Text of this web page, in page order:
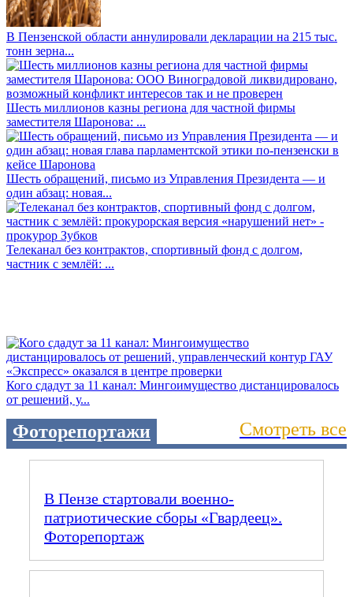
В Пензенской области аннулировали декларации на 215 тыс.
тонн зерна...
Шесть миллионов казны региона для частной фирмы
заместителя Шаронова: ...
Шесть обращений, письмо из Управления Президента — и
один абзац: новая...
Телеканал без контрактов, спортивный фонд с долгом,
частник с землёй: ...
Кого сдадут за 11 канал: Мингоимущество дистанцировалось
от решений, у...
Фоторепортажи Смотреть все
В Пензе стартовали военно-
патриотические сборы «Гвардеец».
Фоторепортаж